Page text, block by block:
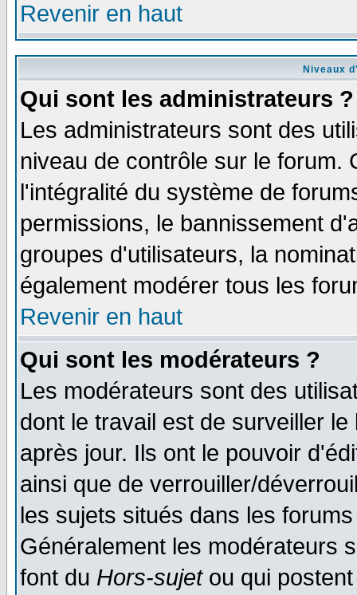
Revenir en haut
Niveaux
Qui sont les administrateurs ?
Les administrateurs sont des
niveau de contrôle sur le forum.
l'intégralité du système de
permissions, le bannissement
groupes d'utilisateurs, la
également modérer tous les
Revenir en haut
Qui sont les modérateurs ?
Les modérateurs sont des
dont le travail est de surveiller
après jour. Ils ont le pouvoir
ainsi que de verrouiller/
les sujets situés dans les
Généralement les modérateurs
font du Hors-sujetou qui